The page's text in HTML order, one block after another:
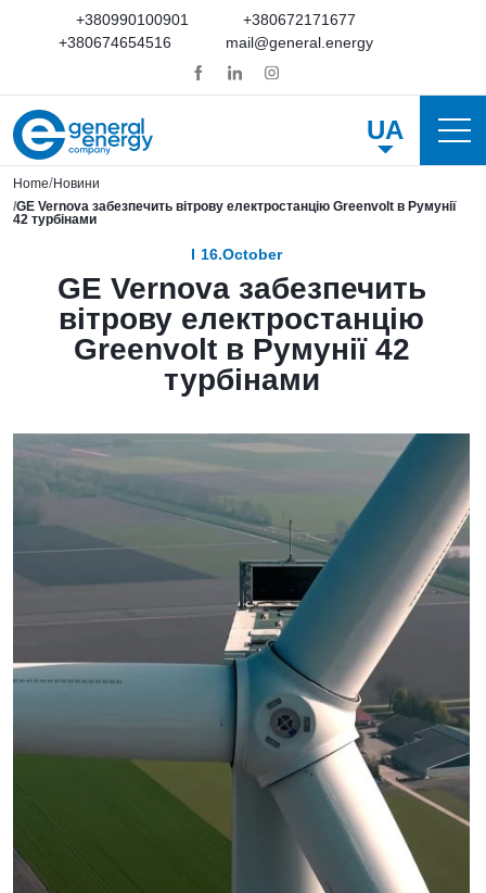
+380990100901
+380672171677
+380674654516
mail@general.energy
UA
Home Новини
GE Vernova забезпечить вітрову електростанцію Greenvolt в Румунії
42 турбінами
16.October
GE Vernova забезпечить
вітрову електростанцію
Greenvolt в Румунії 42
турбінами